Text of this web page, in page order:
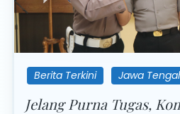
Berita Terkini Jawa
Jelang Purna Tugas,